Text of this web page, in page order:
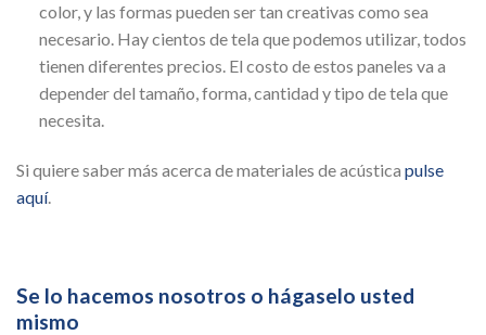
color, y las formas pueden ser tan creativas como sea
necesario. Hay cientos de tela que podemos utilizar, todos
tienen diferentes precios. El costo de estos paneles va a
depender del tamaño, forma, cantidad y tipo de tela que
necesita.
Si quiere saber más acerca de materiales de acústica pulse
aquí.
Se lo hacemos nosotros o hágaselo usted
mismo